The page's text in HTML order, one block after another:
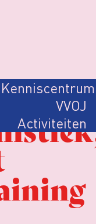
Kenniscentrum
VVOJ
Activiteiten